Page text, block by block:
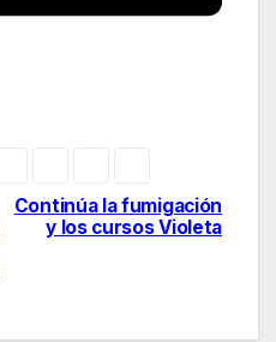
Continúa la fumigación
y los cursos Violeta